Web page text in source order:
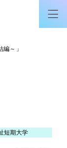
～」
短期大学